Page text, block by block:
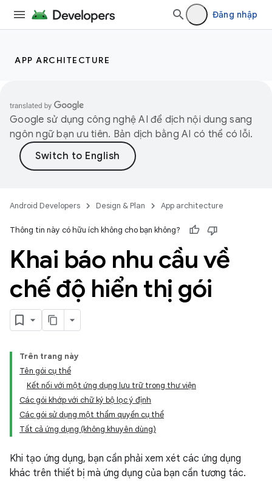
Đăng nhập
APP ARCHITECTURE
Google sử dụng công nghệ AI để dịch nội dung sang
ngôn ngữ bạn ưu tiên. Bản dịch bằng AI có thể có lỗi.
Android Developers Design & Plan App architecture
Thông tin này có hữu ích không cho bạn không?
Khai báo nhu cầu về
chế độ hiển thị gói
Trên trang này
Tên gói cụ thể
Kết nối với một ứng dụng lưu trữ trong thư viện
Các gói khớp với chữ ký bộ lọc ý định
Các gói sử dụng một thẩm quyền cụ thể
Tất cả ứng dụng (không khuyên dùng)
Khi tạo ứng dụng, bạn cần phải xem xét các ứng dụng
khác trên thiết bị mà ứng dụng của bạn cần tương tác.